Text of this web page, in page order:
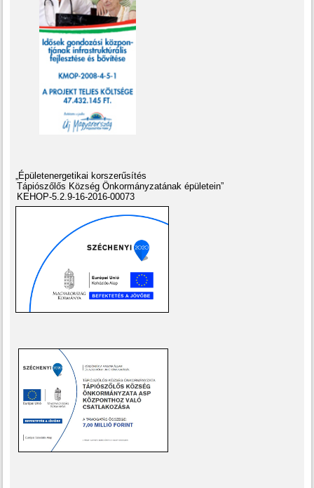
„Épületenergetikai korszerűsítés
Tápiószőlős Község Önkormányzatának épületein”
KEHOP-5.2.9-16-2016-00073